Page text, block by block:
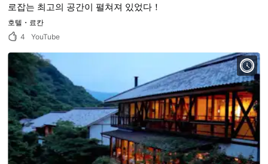
로잡는 최고의 공간이 펼쳐져 있었다！
호텔・료칸
4
YouTube